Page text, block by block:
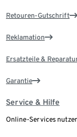
Retouren-Gutschrift
Reklamation
Ersatzteile &
Garantie
Service & Hilfe
Online-Services